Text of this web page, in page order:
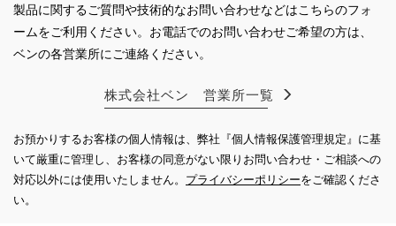
・ 適用
圧力
CAC406
材質 要
部
SUS・PTFE
製品に関するご質問や技術的なお問い合わせなどはこちらのフォ
ームをご利用ください。 お電話でのお問い合わせご希望の方は、
ベンの各営業所にご連絡ください。
株式会社ベン 営業所一覧
お預かりするお客様の個人情報は、弊社『個人情報保護管理規定』に基
いて厳重に管理し、お客様の同意がない限り お問い合わせ・ご相談への
対応以外には使用いたしません。 プライバシーポリシーをご確認くださ
い。